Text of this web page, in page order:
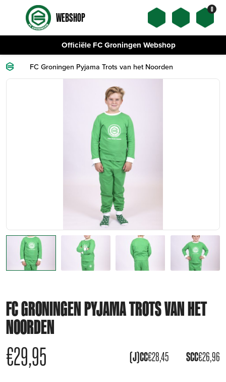
WEBSHOP
0
Officiële FC Groningen Webshop
FC Groningen Pyjama Trots van het Noorden
FC GRONINGEN PYJAMA TROTS VAN HET
NOORDEN
€29,95 (J)CC€28,45 SCC€26,96